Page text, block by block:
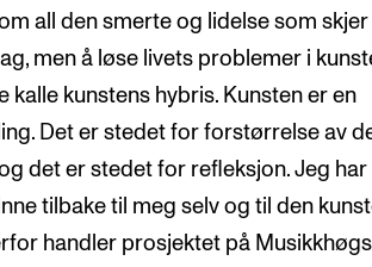
all den smerte og lidelse som skjer
men å løse livets problemer i
kalle kunstens hybris. Kunsten er en
Det er stedet for forstørrelse av
det er stedet for refleksjon. Jeg
tilbake til meg selv og til den
handler prosjektet på